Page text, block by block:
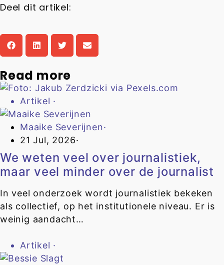
Deel dit artikel:
Read more
Artikel ·
Maaike Severijnen·
21 Jul, 2026·
We weten veel over journalistiek,
maar veel minder over de journalist
In veel onderzoek wordt journalistiek bekeken
als collectief, op het institutionele niveau. Er is
weinig aandacht…
Artikel ·